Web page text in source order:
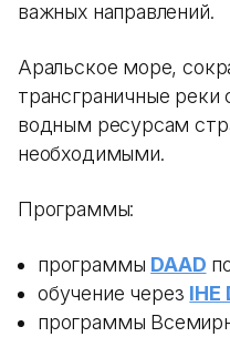
важных направлений.
Аральское море,
трансграничные реки
водным ресурсам
необходимыми.
Программы:
программы DAAD
обучение через IHE
программы